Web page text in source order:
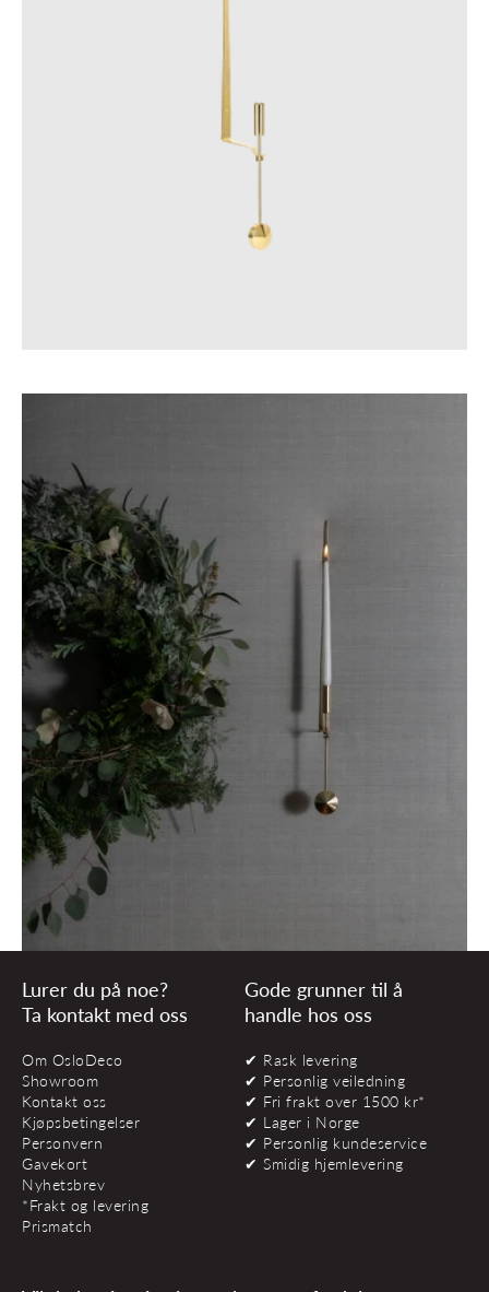
Lurer du på noe?
Ta kontakt med oss
Om OsloDeco
Showroom
Kontakt oss
Kjøpsbetingelser
Personvern
Gavekort
Nyhetsbrev
*Frakt og levering
Prismatch
Gode grunner til å
handle hos oss
✔ Rask levering
✔ Personlig veiledning
✔ Fri frakt over 1500 kr*
✔ Lager i Norge
✔ Personlig kundeservice
✔ Smidig hjemlevering